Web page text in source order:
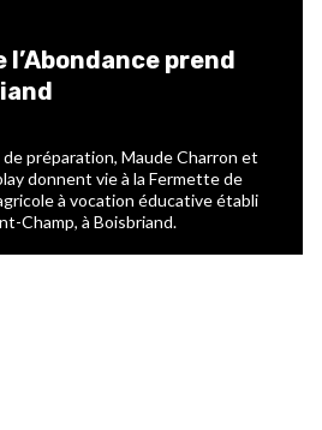
prend
préparation, Maude Charron et
donnent vie à la Fermette de
à vocation éducative établi
Champ, à Boisbriand.